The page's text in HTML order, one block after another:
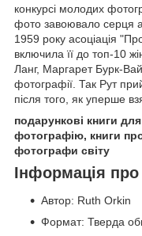
конкурсі молодих
фото завоювало серця
1959 року асоціація
включила її до топ-10
Ланг, Маргарет Бурк-
фотографії. Так Рут
після того, як уперше
подарункові книги
фотографію, книги
фотографи світу
Інформація
Автор: Ruth Orkin
Формат: Тверда